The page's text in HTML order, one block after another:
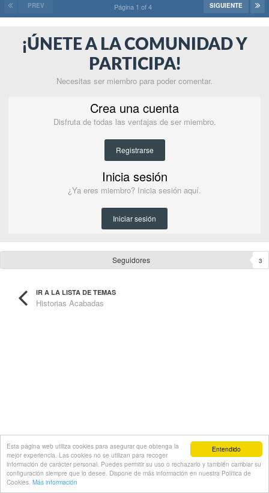
Entendido
Esta página web utiliza cookies para asegurar que obtenga la
mejor experiencia. Las cookies no se utilizan para recoger
información de carácter personal. Puedes permitir su uso o rechazarlo y también cambiar su
configuración siempre que lo desee. Dispone de más información en nuestra Política de
Cookies. Más información
PREV SIGUIENTE
Página 1 of 4
¡ÚNETE A LA COMUNIDAD Y
PARTICIPA!
Necesitas ser miembro para poder comentar.
Crea una cuenta
Disfruta de todas las ventajas de ser miembro.
Registrarse
Inicia sesión
¿Ya eres miembro? Inicia sesión aquí.
Iniciar sesión
Seguidores 3
IR A LA LISTA DE TEMAS
Historias Acabadas